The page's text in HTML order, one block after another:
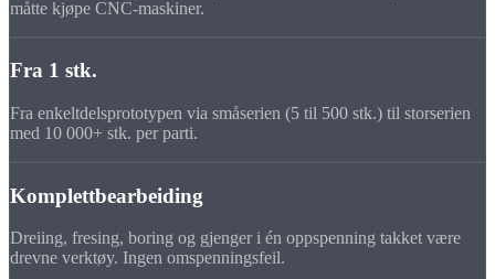
måtte kjøpe CNC-maskiner.
Fra 1 stk.
Fra enkeltdelsprototypen via småserien (5 til 500 stk.) til storserien
med 10 000+ stk. per parti.
Komplettbearbeiding
Dreiing, fresing, boring og gjenger i én oppspenning takket være
drevne verktøy. Ingen omspenningsfeil.